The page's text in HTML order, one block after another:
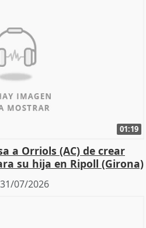
01:19
a Orriols (AC) de crear
su hija en Ripoll (Girona)
31/07/2026